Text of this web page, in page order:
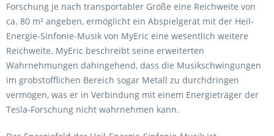
Forschung je nach transportabler Größe eine Reichweite von
ca. 80 m² angeben, ermöglicht ein Abspielgerät mit der Heil-
Energie-Sinfonie-Musik von MyEric eine wesentlich weitere
Reichweite. MyEric beschreibt seine erweiterten
Wahrnehmungen dahingehend, dass die Musikschwingungen
im grobstofflichen Bereich sogar Metall zu durchdringen
vermögen, was er in Verbindung mit einem Energieträger der
Tesla-Forschung nicht wahrnehmen kann.